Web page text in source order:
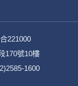
合作之行銷推廣活
通訊軟帳號、社群
221000
170號10樓
1600